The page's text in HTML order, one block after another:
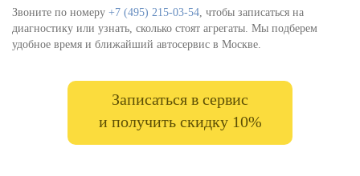
Звоните по номеру +7 (495) 215-03-54, чтобы записаться на
диагностику или узнать, сколько стоят агрегаты. Мы подберем
удобное время и ближайший автосервис в Москве.
Записаться в сервис
и получить скидку 10%